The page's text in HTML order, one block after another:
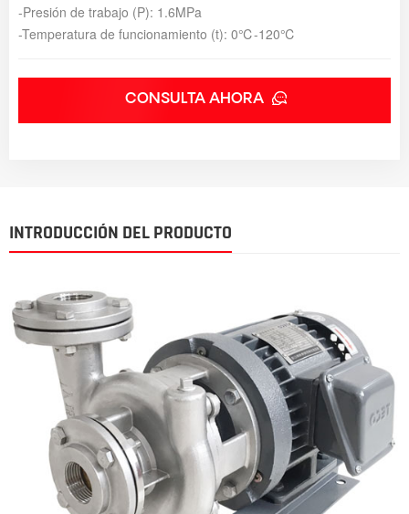
-Presión de trabajo (P): 1.6MPa
-Temperatura de funcionamiento (t): 0℃-120℃
CONSULTA AHORA
INTRODUCCIÓN DEL PRODUCTO